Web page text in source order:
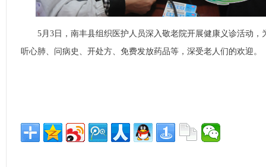
5月3日，南丰县组织医护人员深入敬老院开展健康义诊活动，
听心肺、问病史、开处方、免费发放药品等，深受老人们的欢迎